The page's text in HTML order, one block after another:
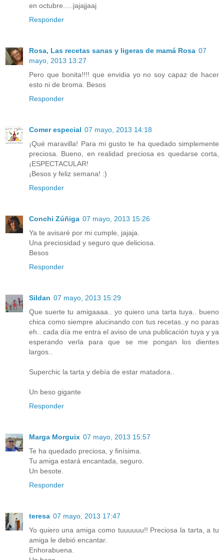
en octubre.....jajajjaaj
Responder
Rosa, Las recetas sanas y ligeras de mamá Rosa 07
mayo, 2013 13:27
Pero que bonita!!!! que envidia yo no soy capaz de hacer
esto ni de broma. Besos
Responder
Comer especial 07 mayo, 2013 14:18
¡Qué maravilla! Para mi gusto te ha quedado simplemente
preciosa. Bueno, en realidad preciosa es quedarse corta,
¡ESPECTACULAR!
¡Besos y feliz semana! :)
Responder
Conchi Zúñiga 07 mayo, 2013 15:26
Ya te avisaré por mi cumple, jajaja.
Una preciosidad y seguro que deliciosa.
Besos
Responder
Sildan 07 mayo, 2013 15:29
Que suerte tu amigaaaa.. yo quiero una tarta tuya.. bueno
chica como siempre alucinando con tus recetas..y no paras
eh.. cada día me entra el aviso de una publicación tuya y ya
esperando verla para que se me pongan los dientes
largos..
Superchic la tarta y debía de estar matadora..
Un beso gigante
Responder
Marga Morguix 07 mayo, 2013 15:57
Te ha quedado preciosa, y finísima.
Tu amiga estará encantada, seguro.
Un besote.
Responder
teresa 07 mayo, 2013 17:47
Yo quiero una amiga como tuuuuuu!! Preciosa la tarta, a tu
amiga le debió encantar.
Enhorabuena.